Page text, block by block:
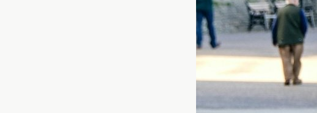
что пределы человеческого долголетия еще не
в развитых странах стабильно
прорыв – медицина научилась эффективно бороться